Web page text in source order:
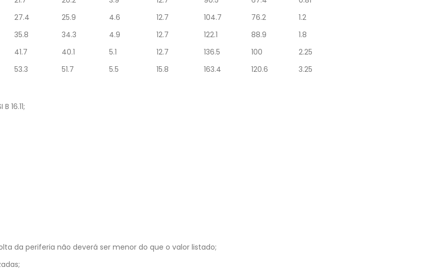
27.4 25.9 4.6 12.7 104.7 76.2
1.2
35.8 34.3 4.9 12.7 122.1 88.9
1.8
41.7 40.1 5.1 12.7 136.5 100
2.25
53.3 51.7 5.5 15.8 163.4 120.6
3.25
16.11;
da periferia não deverá ser menor do que o valor listado;